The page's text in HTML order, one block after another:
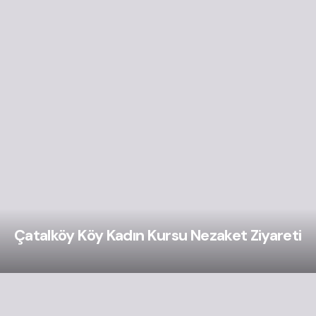
Çatalköy Köy Kadın Kursu Nezaket Ziyareti